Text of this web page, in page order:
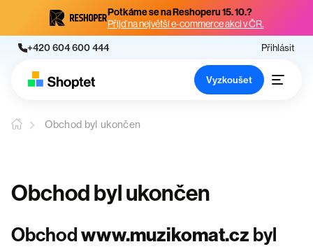
Potkáme se na Reshoperu 15. 10.?
Přijď na největší e-commerce akci v ČR.
+420 604 600 444 Přihlásit
Vyzkoušet
Obchod byl ukončen
Obchod byl ukončen
Obchodwww.muzikomat.cz byl